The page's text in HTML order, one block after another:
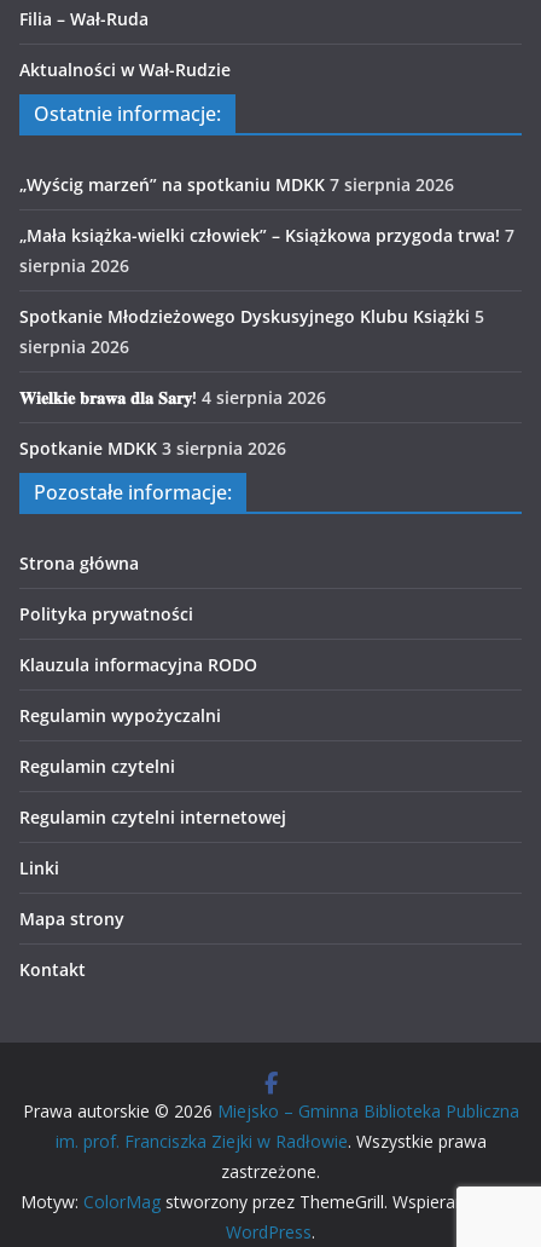
Filia – Wał-Ruda
Aktualności w Wał-Rudzie
Ostatnie informacje:
„Wyścig marzeń” na spotkaniu MDKK 7 sierpnia 2026
„Mała książka-wielki człowiek” – Książkowa przygoda trwa! 7
sierpnia 2026
Spotkanie Młodzieżowego Dyskusyjnego Klubu Książki 5
sierpnia 2026
𝐖𝐢𝐞𝐥𝐤𝐢𝐞 𝐛𝐫𝐚𝐰𝐚 𝐝𝐥𝐚 𝐒𝐚𝐫𝐲! 4 sierpnia 2026
Spotkanie MDKK 3 sierpnia 2026
Pozostałe informacje:
Strona główna
Polityka prywatności
Klauzula informacyjna RODO
Regulamin wypożyczalni
Regulamin czytelni
Regulamin czytelni internetowej
Linki
Mapa strony
Kontakt
Prawa autorskie © 2026 Miejsko – Gminna Biblioteka Publiczna
im. prof. Franciszka Ziejki w Radłowie. Wszystkie prawa
zastrzeżone.
Motyw: ColorMagstworzony przez ThemeGrill. Wspierane przez
WordPress.